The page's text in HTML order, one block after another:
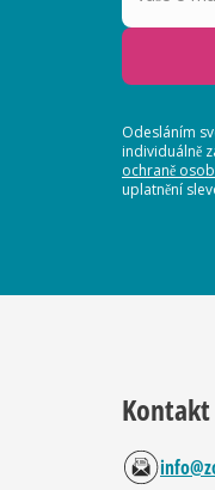
Odesláním
individuálně
ochraně
uplatnění
Kontakt